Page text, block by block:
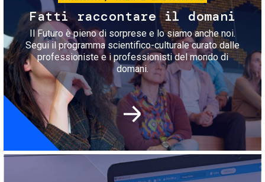
Fatti raccontare il domani
Il Futuro è pieno di sorprese e lo siamo anche noi.
Segui il programma scientifico-culturale curato dalle
professioniste e i professionisti del mondo di
domani.
Immagine